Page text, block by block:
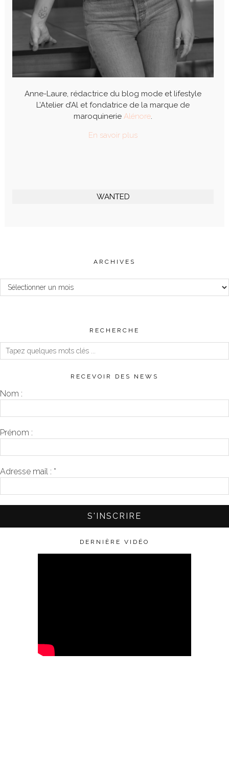
Anne-Laure, rédactrice du blog mode et lifestyle
L’Atelier d’Al et fondatrice de la marque de
maroquinerie Alénore.
En savoir plus
WANTED
ARCHIVES
Archives
RECHERCHE
RECEVOIR DES NEWS
Nom :
Prénom :
Adresse mail : *
DERNIÈRE VIDÉO